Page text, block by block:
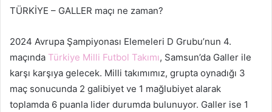
TÜRKİYE – GALLER maçı ne zaman?
2024 Avrupa Şampiyonası Elemeleri D Grubu’nun 4.
maçında Türkiye Milli Futbol Takımı, Samsun’da Galler ile
karşı karşıya gelecek. Milli takımımız, grupta oynadığı 3
maç sonucunda 2 galibiyet ve 1 mağlubiyet alarak
toplamda 6 puanla lider durumda bulunuyor. Galler ise 1